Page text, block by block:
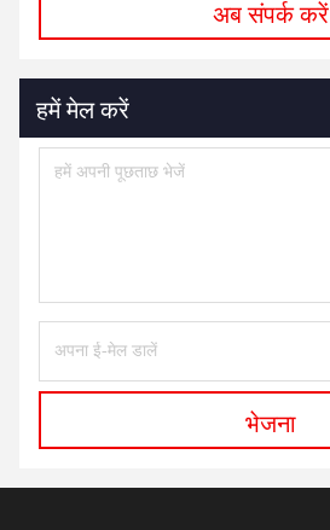
अब संपर्क करें
हमें मेल करें
भेजना